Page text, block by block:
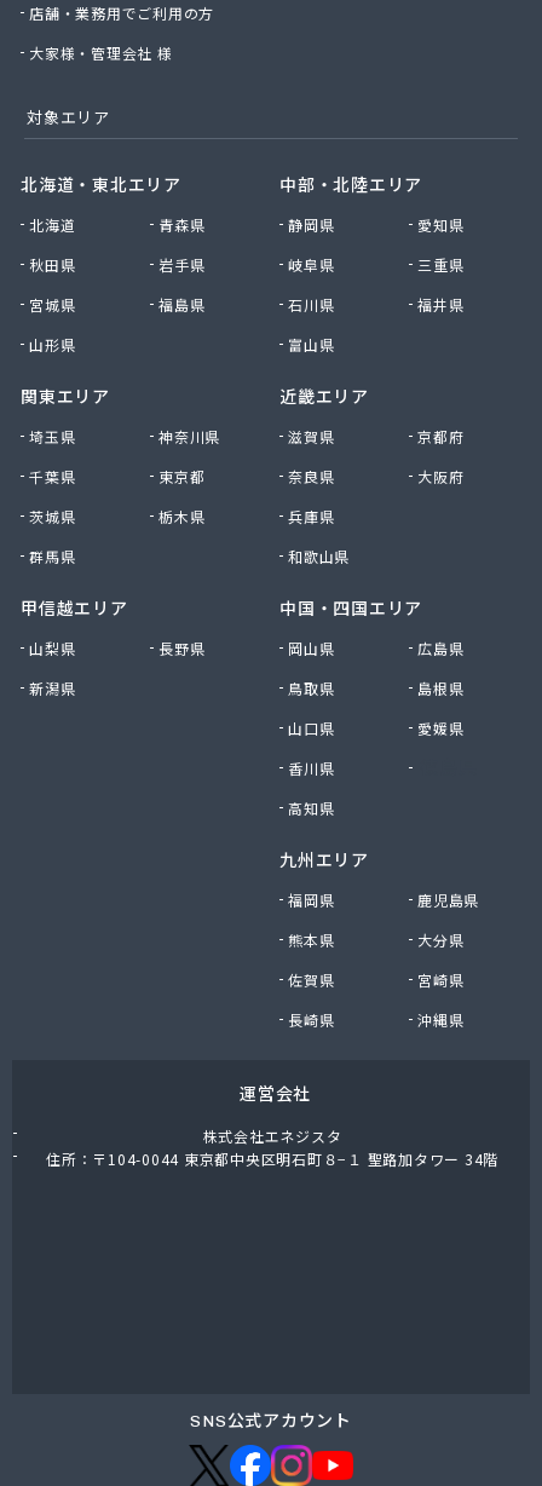
有限会社大政ガス
有限会社大西太商店
有限会社中武商事
有限会社長瀬商店
有限会社白石一商会
有限会社福田酸素商会 プロパン部
有限会社兵頭燃料店
有限会社豊後屋瓦斯
来島商店
店舗・業務用でご利用の方
大家様・管理会社 様
対象エリア
北海道・東北エリア
北海道
青森県
秋田県
岩手県
宮城県
福島県
山形県
関東エリア
埼玉県
神奈川県
千葉県
東京都
茨城県
栃木県
群馬県
甲信越エリア
山梨県
長野県
新潟県
中部・北陸エリア
静岡県
愛知県
岐阜県
三重県
石川県
福井県
富山県
近畿エリア
滋賀県
京都府
奈良県
大阪府
兵庫県
和歌山県
中国・四国エリア
岡山県
広島県
鳥取県
島根県
山口県
愛媛県
香川県
高知県
九州エリア
福岡県
鹿児島県
熊本県
大分県
佐賀県
宮崎県
長崎県
沖縄県
運営会社
株式会社エネジスタ
住所：〒104-0044 東京都中央区明石町８−１ 聖路加タワー 34階
SNS公式アカウント